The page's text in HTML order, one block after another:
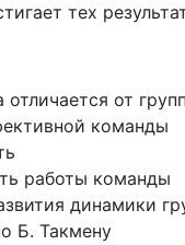
тех
от
команды
работы команды
динамики
Б. Такмену